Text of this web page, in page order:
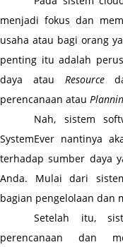
menjadi fokus dan
usaha atau bagi orang
penting itu adalah
daya atau Resource
perencanaan atau
Nah, sistem
SystemEver nantinya
terhadap sumber daya
Anda. Mulai dari
bagian pengelolaan dan
Setelah itu,
perencanaan dan